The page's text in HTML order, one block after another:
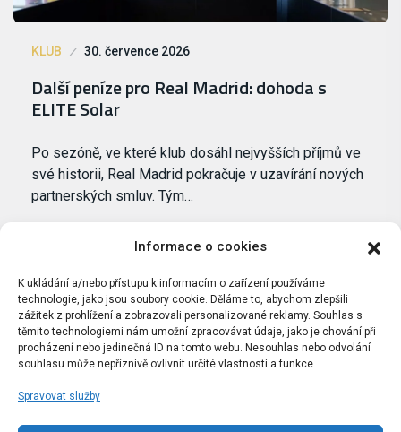
Informace o cookies
K ukládání a/nebo přístupu k informacím o zařízení používáme
technologie, jako jsou soubory cookie. Děláme to, abychom zlepšili
zážitek z prohlížení a zobrazovali personalizované reklamy. Souhlas s
těmito technologiemi nám umožní zpracovávat údaje, jako je chování při
procházení nebo jedinečná ID na tomto webu. Nesouhlas nebo odvolání
souhlasu může nepříznivě ovlivnit určité vlastnosti a funkce.
Spravovat služby
KLUB 30. července 2026
Další peníze pro Real Madrid: dohoda s
ELITE Solar
Po sezóně, ve které klub dosáhl nejvyšších příjmů ve
své historii, Real Madrid pokračuje v uzavírání nových
partnerských smluv. Tým…